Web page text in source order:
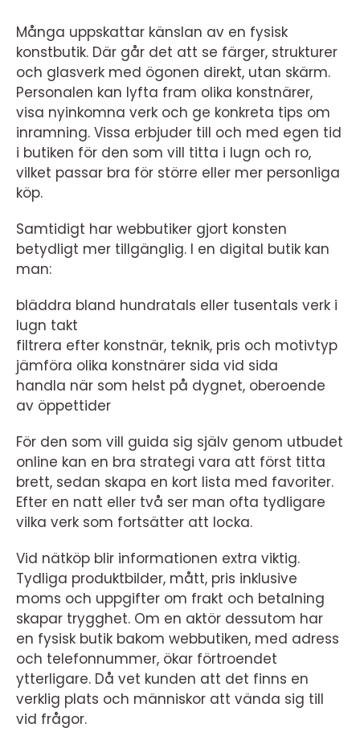
Många uppskattar känslan av en fysisk
konstbutik. Där går det att se färger, strukturer
och glasverk med ögonen direkt, utan skärm.
Personalen kan lyfta fram olika konstnärer,
visa nyinkomna verk och ge konkreta tips om
inramning. Vissa erbjuder till och med egen tid
i butiken för den som vill titta i lugn och ro,
vilket passar bra för större eller mer personliga
köp.
Samtidigt har webbutiker gjort konsten
betydligt mer tillgänglig. I en digital butik kan
man:
bläddra bland hundratals eller tusentals verk i
lugn takt
filtrera efter konstnär, teknik, pris och motivtyp
jämföra olika konstnärer sida vid sida
handla när som helst på dygnet, oberoende
av öppettider
För den som vill guida sig själv genom utbudet
online kan en bra strategi vara att först titta
brett, sedan skapa en kort lista med favoriter.
Efter en natt eller två ser man ofta tydligare
vilka verk som fortsätter att locka.
Vid nätköp blir informationen extra viktig.
Tydliga produktbilder, mått, pris inklusive
moms och uppgifter om frakt och betalning
skapar trygghet. Om en aktör dessutom har
en fysisk butik bakom webbutiken, med adress
och telefonnummer, ökar förtroendet
ytterligare. Då vet kunden att det finns en
verklig plats och människor att vända sig till
vid frågor.